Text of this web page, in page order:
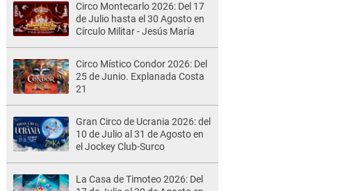
Circo Montecarlo 2026: Del 17
de Julio hasta el 30 Agosto en
Círculo Militar - Jesús María
Circo Místico Condor 2026: Del
25 de Junio. Explanada Costa
21
Gran Circo de Ucrania 2026: del
10 de Julio al 31 de Agosto en
el Jockey Club-Surco
La Casa de Timoteo 2026: Del